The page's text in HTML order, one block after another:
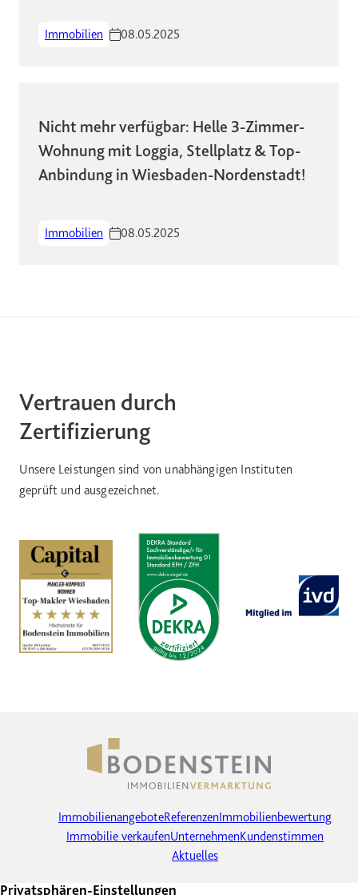
Immobilien 08.05.2025
Nicht mehr verfügbar: Helle 3-Zimmer-
Wohnung mit Loggia, Stellplatz & Top-
Anbindung in Wiesbaden-Nordenstadt!
Immobilien 08.05.2025
Vertrauen durch
Zertifizierung
Unsere Leistungen sind von unabhängigen Instituten
geprüft und ausgezeichnet.
ImmobilienangeboteReferenzenImmobilienbewertung
Immobilie verkaufenUnternehmenKundenstimmen
Aktuelles